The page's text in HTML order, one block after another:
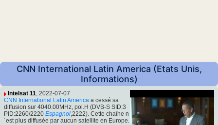
CNN International Latin America (Etats Unis,
Informations)
Intelsat 11, 2022-07-07
CNN International Latin America a cessé sa
diffusion sur 4040.00MHz, pol.H (DVB-S SID:3
PID:2260/2220 Espagnol,2222). Cette chaîne n
´est plus diffusée par aucun satellite en Europe.